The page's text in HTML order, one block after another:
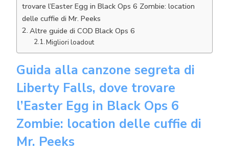
trovare l’Easter Egg in Black Ops 6 Zombie: location
delle cuffie di Mr. Peeks
Altre guide di COD Black Ops 6
Migliori loadout
Guida alla canzone segreta di
Liberty Falls, dove trovare
l’Easter Egg in Black Ops 6
Zombie: location delle cuffie di
Mr. Peeks